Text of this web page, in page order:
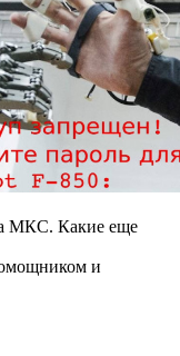
МКС. Какие еще
и